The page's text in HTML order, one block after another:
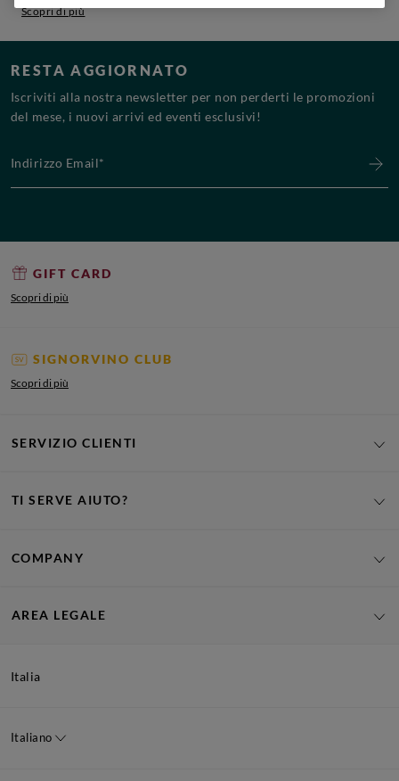
Scopri di più
RESTA AGGIORNATO
Iscriviti alla nostra newsletter per non perderti le promozioni
del mese, i nuovi arrivi ed eventi esclusivi!
GIFT CARD
Scopri di più
SIGNORVINO CLUB
Scopri di più
SERVIZIO CLIENTI
TI SERVE AIUTO?
COMPANY
AREA LEGALE
Italia
Italiano